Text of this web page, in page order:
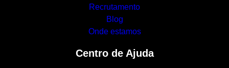
Recrutamento
Blog
Onde estamos
Centro de Ajuda